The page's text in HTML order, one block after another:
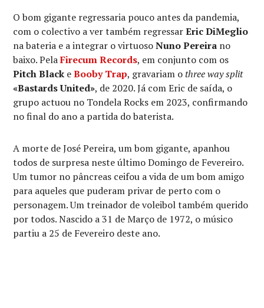
O bom gigante regressaria pouco antes da pandemia,
com o colectivo a ver também regressarEric DiMeglio
na bateria e a integrar o virtuosoNuno Pereira no
baixo. PelaFirecum Records, em conjunto com os
Pitch Black eBooby Trap, gravariam othree way split
«Bastards United», de 2020. Já com Eric de saída, o
grupo actuou no Tondela Rocks em 2023, confirmando
no final do ano a partida do baterista.
A morte de José Pereira, um bom gigante, apanhou
todos de surpresa neste último Domingo de Fevereiro.
Um tumor no pâncreas ceifou a vida de um bom amigo
para aqueles que puderam privar de perto com o
personagem. Um treinador de voleibol também querido
por todos. Nascido a 31 de Março de 1972, o músico
partiu a 25 de Fevereiro deste ano.